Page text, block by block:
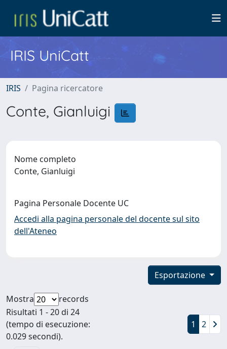
IRIS UniCatt
IRIS Pagina ricercatore
Conte, Gianluigi
Nome completo
Conte, Gianluigi
Pagina Personale Docente UC
Accedi alla pagina personale del docente sul sito
dell'Ateneo
Esportazione
Mostra
records
Risultati 1 - 20 di 24
(tempo di esecuzione:
0.029 secondi).
1 2